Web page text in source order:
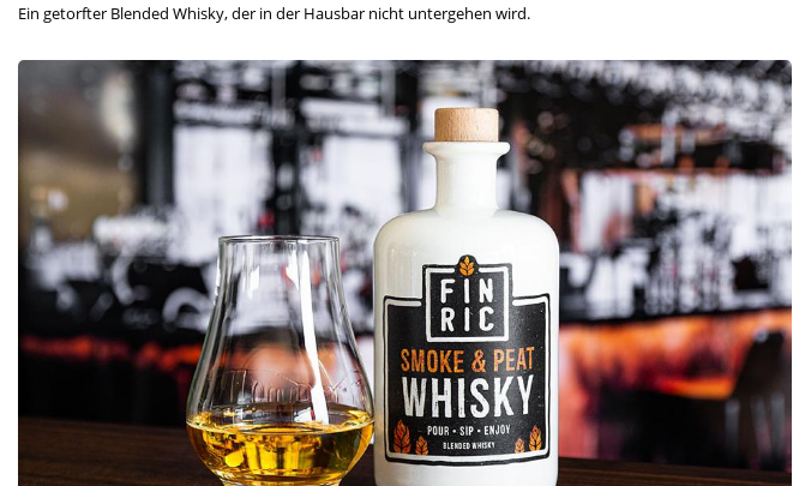
Ein getorfter Blended Whisky, der in der Hausbar nicht untergehen wird.